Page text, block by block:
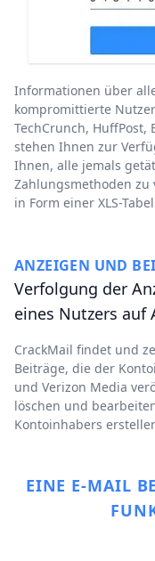
Informationen über
kompromittierte
TechCrunch,
stehen Ihnen zur
Ihnen, alle jemals
Zahlungsmethoden zu
in Form einer XLS-
ANZEIGEN UND
Verfolgung der
eines Nutzers auf
CrackMail findet und
Beiträge, die der
und Verizon Media
löschen und
Kontoinhabers
EINE E-MAIL